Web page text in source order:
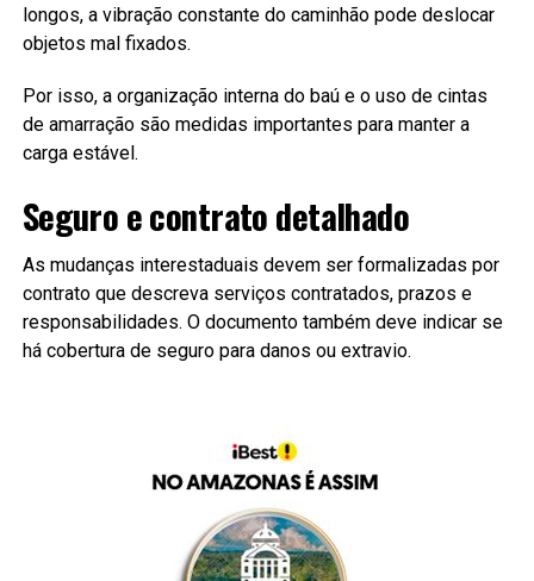
longos, a vibração constante do caminhão pode deslocar
objetos mal fixados.
Por isso, a organização interna do baú e o uso de cintas
de amarração são medidas importantes para manter a
carga estável.
Seguro e contrato detalhado
As mudanças interestaduais devem ser formalizadas por
contrato que descreva serviços contratados, prazos e
responsabilidades. O documento também deve indicar se
há cobertura de seguro para danos ou extravio.